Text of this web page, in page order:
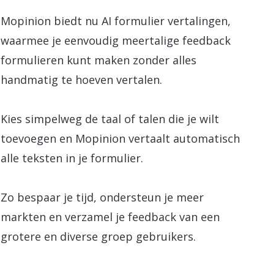
Mopinion biedt nu AI formulier vertalingen,
waarmee je eenvoudig meertalige feedback
formulieren kunt maken zonder alles
handmatig te hoeven vertalen.
Kies simpelweg de taal of talen die je wilt
toevoegen en Mopinion vertaalt automatisch
alle teksten in je formulier.
Zo bespaar je tijd, ondersteun je meer
markten en verzamel je feedback van een
grotere en diverse groep gebruikers.